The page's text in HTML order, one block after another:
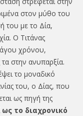
στον μύθο του
του με το Δία,
Ο Τιτάνας
χρόνου,
στην ανυπαρξία.
το μοναδικό
του, ο Δίας, που
ως πηγή της
ως το διαχρονικό